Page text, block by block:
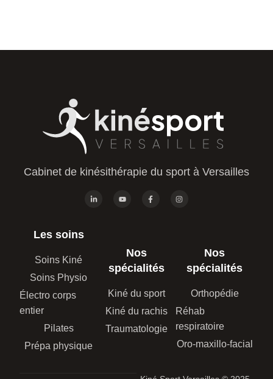
Cabinet de kinésithérapie du sport à Versailles
Les soins
Soins Kiné
Soins Physio
Électro corps
entier
Pilates
Prépa physique
Nos
spécialités
Kiné du sport
Kiné du rachis
Traumatologie
Nos
spécialités
Orthopédie
Réhab
respiratoire
Oro-maxillo-facial